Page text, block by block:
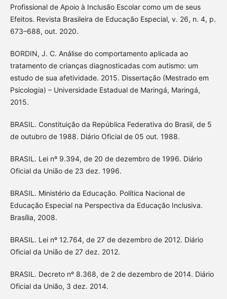
Profissional de Apoio à Inclusão Escolar como um de seus
Efeitos. Revista Brasileira de Educação Especial, v. 26, n. 4, p.
673–688, out. 2020.
BORDIN, J. C. Análise do comportamento aplicada ao
tratamento de crianças diagnosticadas com autismo: um
estudo de sua afetividade. 2015. Dissertação (Mestrado em
Psicologia) – Universidade Estadual de Maringá, Maringá,
2015.
BRASIL. Constituição da República Federativa do Brasil, de 5
de outubro de 1988. Diário Oficial de 05 out. 1988.
BRASIL. Lei nº 9.394, de 20 de dezembro de 1996. Diário
Oficial da União de 23 dez. 1996.
BRASIL. Ministério da Educação. Política Nacional de
Educação Especial na Perspectiva da Educação Inclusiva.
Brasília, 2008.
BRASIL. Lei nº 12.764, de 27 de dezembro de 2012. Diário
Oficial da União de 27 dez. 2012.
BRASIL. Decreto nº 8.368, de 2 de dezembro de 2014. Diário
Oficial da União, 3 dez. 2014.